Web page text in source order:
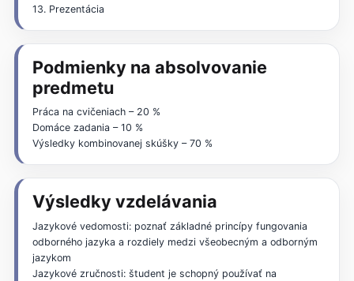
13. Prezentácia
Podmienky na absolvovanie
predmetu
Práca na cvičeniach – 20 %
Domáce zadania – 10 %
Výsledky kombinovanej skúšky – 70 %
Výsledky vzdelávania
Jazykové vedomosti: poznať základné princípy fungovania
odborného jazyka a rozdiely medzi všeobecným a odborným
jazykom
Jazykové zručnosti: študent je schopný používať na